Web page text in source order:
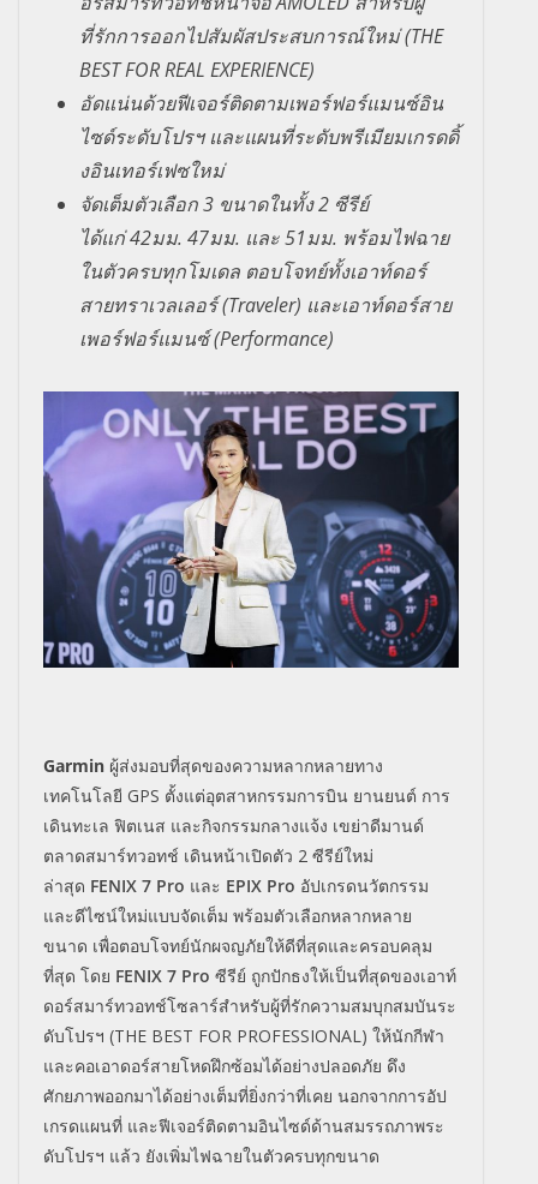
ที่รักการออกไปสัมผัสประสบการณ์ใหม่(THE
BEST FOR REAL EXPERIENCE)
อัดแน่นด้วยฟีเจอร์ติดตามเพอร์ฟอร์แมนซ์อิน
ไซด์ระดับโปรฯ และแผนที่ระดับพรีเมียมเกรดดิ้
งอินเทอร์เฟซใหม่
จัดเต็มตัวเลือก3 ขนาดในทั้ง2 ซีรีย์
ได้แก่42มม. 47มม. และ51มม. พร้อมไฟฉาย
ในตัวครบทุกโมเดล ตอบโจทย์ทั้งเอาท์ดอร์
สายทราเวลเลอร์(Traveler) และเอาท์ดอร์สาย
เพอร์ฟอร์แมนซ์(Performance)
Garmin ผู้ส่งมอบที่สุดของความหลากหลายทาง
เทคโนโลยี GPS ตั้งแต่อุตสาหกรรมการบิน ยานยนต์ การ
เดินทะเล ฟิตเนส และกิจกรรมกลางแจ้ง เขย่าดีมานด์
ตลาดสมาร์ทวอทช์ เดินหน้าเปิดตัว 2 ซีรีย์ใหม่
ล่าสุด FENIX 7 Pro และ EPIX Pro อัปเกรดนวัตกรรม
และดีไซน์ใหม่แบบจัดเต็ม พร้อมตัวเลือกหลากหลาย
ขนาด เพื่อตอบโจทย์นักผจญภัยให้ดีที่สุดและครอบคลุม
ที่สุด โดย FENIX 7 Pro ซีรีย์ ถูกปักธงให้เป็นที่สุดของเอาท์
ดอร์สมาร์ทวอทช์โซลาร์สำหรับผู้ที่รักความสมบุกสมบันระ
ดับโปรฯ (THE BEST FOR PROFESSIONAL) ให้นักกีฬา
และคอเอาดอร์สายโหดฝึกซ้อมได้อย่างปลอดภัย ดึง
ศักยภาพออกมาได้อย่างเต็มที่ยิ่งกว่าที่เคย นอกจากการอัป
เกรดแผนที่ และฟีเจอร์ติดตามอินไซด์ด้านสมรรถภาพระ
ดับโปรฯ แล้ว ยังเพิ่มไฟฉายในตัวครบทุกขนาด